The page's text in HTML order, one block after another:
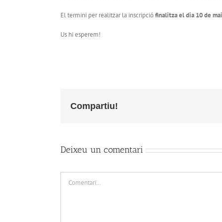
El termini per realitzar la inscripciófinalitza el dia 10 de
Us hi esperem!
Compartiu!
Deixeu un comentari